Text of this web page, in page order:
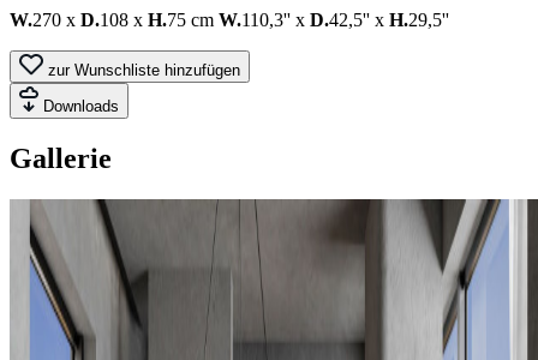
W.270 x D.108 x H.75 cm W.110,3'' x D.42,5'' x H.29,5''
zur Wunschliste hinzufügen
Downloads
Gallerie